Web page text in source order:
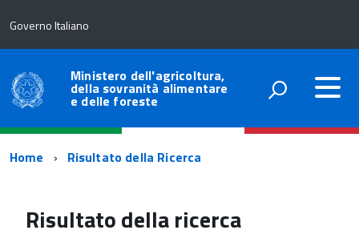
Governo Italiano
Ministero dell'agricoltura,
della sovranità alimentare
e delle foreste
Percorso
navigazione
Home Risultato della Ricerca
Risultato della ricerca